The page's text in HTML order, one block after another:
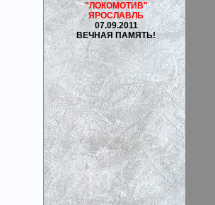
"ЛОКОМОТИВ"
ЯРОСЛАВЛЬ
07.09.2011
ВЕЧНАЯ ПАМЯТЬ!